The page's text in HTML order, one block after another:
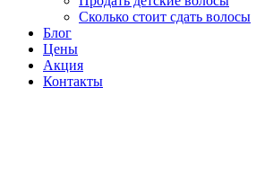
Сколько стоит сдать волосы
Блог
Цены
Акция
Контакты